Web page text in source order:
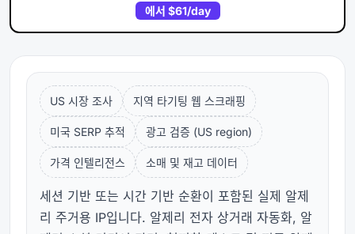
에서 $61/day
US 시장 조사 지역 타기팅 웹 스크래핑
미국 SERP 추적 광고 검증 (US region)
가격 인텔리전스 소매 및 재고 데이터
세션 기반 또는 시간 기반 순환이 포함된 실제 알제
리 주거용 IP입니다. 알제리 전자 상거래 자동화, 알